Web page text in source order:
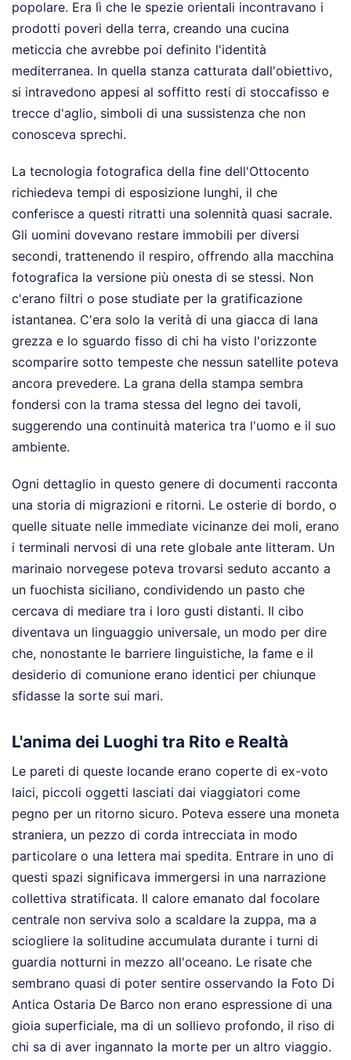
popolare. Era lì che le spezie orientali incontravano i
prodotti poveri della terra, creando una cucina
meticcia che avrebbe poi definito l'identità
mediterranea. In quella stanza catturata dall'obiettivo,
si intravedono appesi al soffitto resti di stoccafisso e
trecce d'aglio, simboli di una sussistenza che non
conosceva sprechi.
La tecnologia fotografica della fine dell'Ottocento
richiedeva tempi di esposizione lunghi, il che
conferisce a questi ritratti una solennità quasi sacrale.
Gli uomini dovevano restare immobili per diversi
secondi, trattenendo il respiro, offrendo alla macchina
fotografica la versione più onesta di se stessi. Non
c'erano filtri o pose studiate per la gratificazione
istantanea. C'era solo la verità di una giacca di lana
grezza e lo sguardo fisso di chi ha visto l'orizzonte
scomparire sotto tempeste che nessun satellite poteva
ancora prevedere. La grana della stampa sembra
fondersi con la trama stessa del legno dei tavoli,
suggerendo una continuità materica tra l'uomo e il suo
ambiente.
Ogni dettaglio in questo genere di documenti racconta
una storia di migrazioni e ritorni. Le osterie di bordo, o
quelle situate nelle immediate vicinanze dei moli, erano
i terminali nervosi di una rete globale ante litteram. Un
marinaio norvegese poteva trovarsi seduto accanto a
un fuochista siciliano, condividendo un pasto che
cercava di mediare tra i loro gusti distanti. Il cibo
diventava un linguaggio universale, un modo per dire
che, nonostante le barriere linguistiche, la fame e il
desiderio di comunione erano identici per chiunque
sfidasse la sorte sui mari.
L'anima dei Luoghi tra Rito e Realtà
Le pareti di queste locande erano coperte di ex-voto
laici, piccoli oggetti lasciati dai viaggiatori come
pegno per un ritorno sicuro. Poteva essere una moneta
straniera, un pezzo di corda intrecciata in modo
particolare o una lettera mai spedita. Entrare in uno di
questi spazi significava immergersi in una narrazione
collettiva stratificata. Il calore emanato dal focolare
centrale non serviva solo a scaldare la zuppa, ma a
sciogliere la solitudine accumulata durante i turni di
guardia notturni in mezzo all'oceano. Le risate che
sembrano quasi di poter sentire osservando la Foto Di
Antica Ostaria De Barco non erano espressione di una
gioia superficiale, ma di un sollievo profondo, il riso di
chi sa di aver ingannato la morte per un altro viaggio.